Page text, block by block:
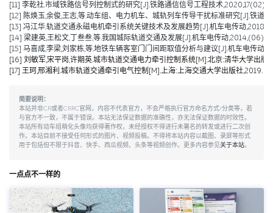
[11] 李乾社.市域铁路信号列控制式的研究[J].铁路通信信号工程技术
[12] 陈焕玉,余俊,王志,等.动车组、电力机车、城轨列车传导干扰标准研究[J].铁道
[13] 冯江华.轨道交通永磁电机牵引系统关键技术及发展趋势[J].机车电传动
[14] 梁建英,王松文,丁叁叁,等.我国城际轨道交通及发展[J].机车电传动
[15] 马喜成,李梁,刘家栋,等.地铁车辆客室门门间距取值分析与建议[J].机车电传动
[16] 刘敏军,宋平岗,许期英.城市轨道交通电力牵引控制系统[M].北京:清华大学出版
[17] 王珂,邢湘利.城市轨道交通牵引电气控制[M].上海:上海交通大学出版社,2019.
简要说明：
本站并非CR或者CRRC官网，内容不代表官方，不会严格执行官方命名方式/分类等，若
与官方不一致，不属于错误。本站无法保证数据的准确性，亦无法保证数据的时效性。
本站所有动车组萌化头像均获得著作权，未经授权不得进行未署名的转发或进行二次创
作。本站目前不接受任何形式的图片、视频投稿。不得将本站内容以截图、录屏等形式
用于包括但不限于抖音、快手、西瓜视频、头条等视频创作。更多内容参见关于本站。
一点点不一样的